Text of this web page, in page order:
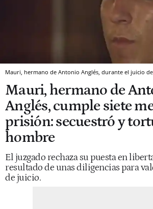
Mauri, hermano de Antonio Anglés, durante el juicio
Mauri, hermano de
Anglés, cumple siete
prisión: secuestró y
hombre
El juzgado rechaza su puesta en
resultado de unas diligencias para
de juicio.